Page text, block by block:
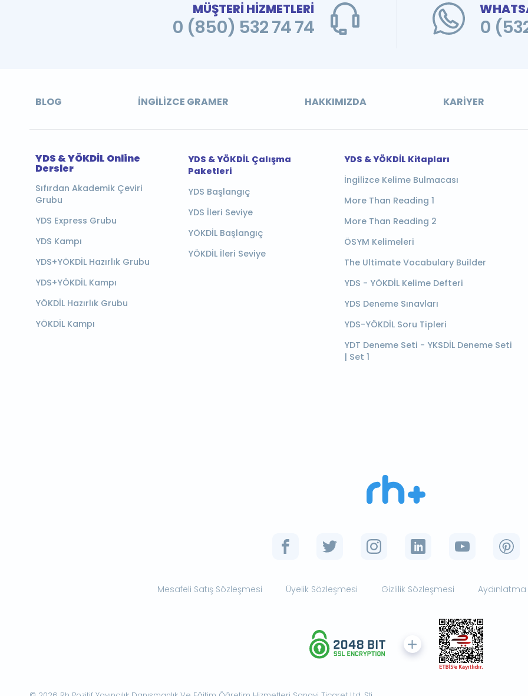
MÜŞTERİ HİZMETLERİ
0 (850) 532 74 74 0
BLOG İNGILIZCE GRAMER HAKKIMIZDA KARIYER
YDS & YÖKDİL Online
Dersler
Sıfırdan Akademik Çeviri
Grubu
YDS Express Grubu
YDS Kampı
YDS+YÖKDİL Hazırlık Grubu
YDS+YÖKDİL Kampı
YÖKDİL Hazırlık Grubu
YÖKDİL Kampı
YDS & YÖKDİL Çalışma
Paketleri
YDS Başlangıç
YDS İleri Seviye
YÖKDİL Başlangıç
YÖKDİL İleri Seviye
YDS & YÖKDİL Kitapları
İngilizce Kelime Bulmacası
More Than Reading 1
More Than Reading 2
ÖSYM Kelimeleri
The Ultimate Vocabulary Builder
YDS - YÖKDİL Kelime Defteri
YDS Deneme Sınavları
YDS-YÖKDİL Soru Tipleri
YDT Deneme Seti - YKSDİL Deneme Seti
| Set 1
Mesafeli Satış Sözleşmesi Üyelik Sözleşmesi Gizlilik Sözleşmesi